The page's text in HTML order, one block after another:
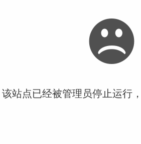
站点已经被管理员停止运行